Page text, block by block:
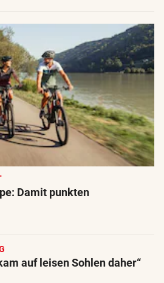
Damit punkten
auf leisen Sohlen daher“